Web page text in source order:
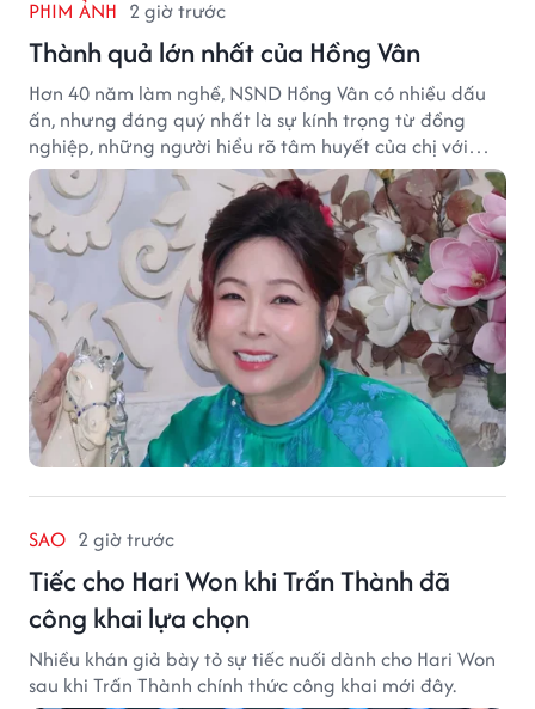
PHIM ẢNH 2 giờ trước
Thành quả lớn nhất của Hồng Vân
Hơn 40 năm làm nghề, NSND Hồng Vân có nhiều dấu
ấn, nhưng đáng quý nhất là sự kính trọng từ đồng
nghiệp, những người hiểu rõ tâm huyết của chị với
nghệ thuật.
SAO 2 giờ trước
Tiếc cho Hari Won khi Trấn Thành đã
công khai lựa chọn
Nhiều khán giả bày tỏ sự tiếc nuối dành cho Hari Won
sau khi Trấn Thành chính thức công khai mới đây.